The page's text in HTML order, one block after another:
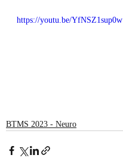
https://youtu.be/YfNSZ1sup0w
BTMS 2023 - Neuro